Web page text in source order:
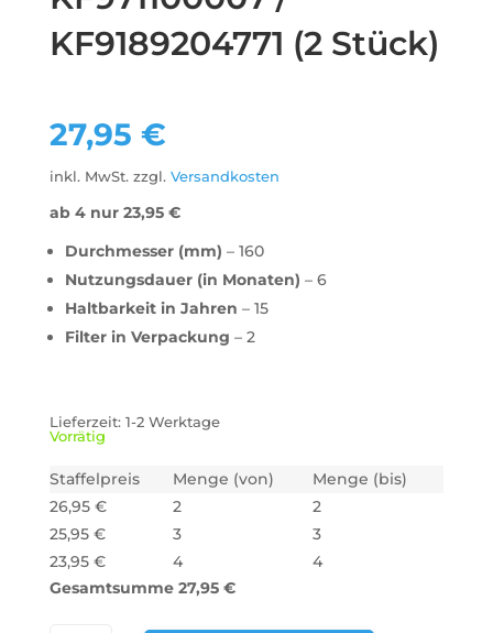
KF9189204771 (2 Stück)
27,95 €
inkl. MwSt. zzgl. Versandkosten
ab 4 nur 23,95 €
Durchmesser (mm) – 160
Nutzungsdauer (in Monaten) – 6
Haltbarkeit in Jahren – 15
Filter in Verpackung – 2
Lieferzeit: 1-2 Werktage
Vorrätig
Staffelpreis Menge (von)
Menge (bis)
26,95 € 2
2
25,95 € 3
3
23,95 € 4
4
Gesamtsumme 27,95 €